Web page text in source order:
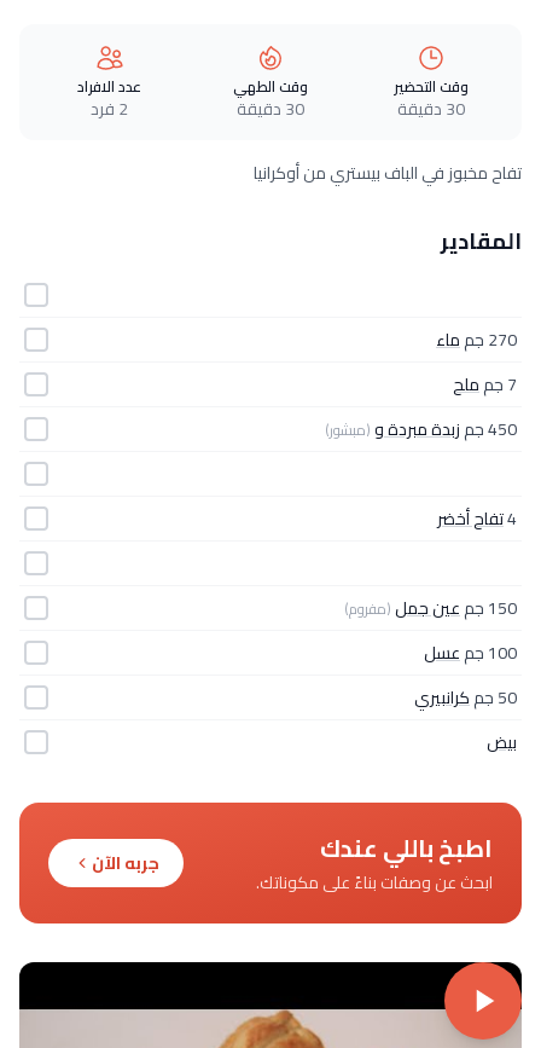
وقت التحضير
30 دقيقة
وقت الطهي
30 دقيقة
عدد الافراد
2 فرد
تفاح مخبوز في الباف بيستري من أوكرانيا
المقادير
270 جم
ماء
7 جم
ملح
450 جم
زبدة مبردة و(مبشور)
4تفاح أخضر
150 جم عين جمل(مفروم)
100 جم
عسل
50 جم
كرانبيري
بيض
اطبخ باللي عندك
ابحث عن وصفات بناءً على مكوناتك.
جربه الآن